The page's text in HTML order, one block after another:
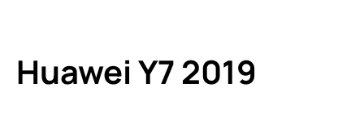
Huawei Y7 2019